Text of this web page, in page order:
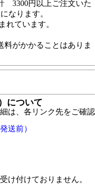
3300円以上ご注文いた
なります。
れています。
料がかかることはありま
について
は、各リンク先をご確認
送前）
け付けておりません。